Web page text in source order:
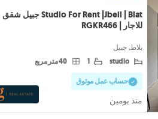
Studio For Rent |Jbeil | Blat جبيل شقق
للاجار | RGKR466
بلاط, جبيل
studio
1 40 متر مربع
حساب عمل موثوق
منذ يومين